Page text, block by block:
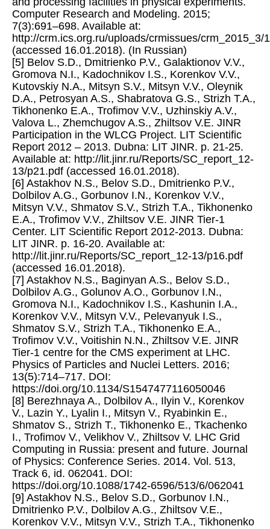
Computer Research and Modeling. 2015;
7(3):691–698. Available at:
http://crm.ics.org.ru/uploads/crmissues/crm_2015_3/
(accessed 16.01.2018). (In Russian)
[5] Belov S.D., Dmitrienko P.V., Galaktionov V.V.,
Gromova N.I., Kadochnikov I.S., Korenkov V.V.,
Kutovskiy N.A., Mitsyn S.V., Mitsyn V.V., Oleynik
D.A., Petrosyan A.S., Shabratova G.S., Strizh T.A.,
Tikhonenko E.A., Trofimov V.V., Uzhinskiy A.V.,
Valova L., Zhemchugov A.S., Zhiltsov V.E. JINR
Participation in the WLCG Project. LIT Scientific
Report 2012 – 2013. Dubna: LIT JINR. p. 21-25.
Available at: http://lit.jinr.ru/Reports/SC_report_12-
13/p21.pdf (accessed 16.01.2018).
[6] Astakhov N.S., Belov S.D., Dmitrienko P.V.,
Dolbilov A.G., Gorbunov I.N., Korenkov V.V.,
Mitsyn V.V., Shmatov S.V., Strizh T.A., Tikhonenko
E.A., Trofimov V.V., Zhiltsov V.E. JINR Tier-1
Center. LIT Scientific Report 2012-2013. Dubna:
LIT JINR. p. 16-20. Available at:
http://lit.jinr.ru/Reports/SC_report_12-13/p16.pdf
(accessed 16.01.2018).
[7] Astakhov N.S., Baginyan A.S., Belov S.D.,
Dolbilov A.G., Golunov A.O., Gorbunov I.N.,
Gromova N.I., Kadochnikov I.S., Kashunin I.A.,
Korenkov V.V., Mitsyn V.V., Pelevanyuk I.S.,
Shmatov S.V., Strizh T.A., Tikhonenko E.A.,
Trofimov V.V., Voitishin N.N., Zhiltsov V.E. JINR
Tier-1 centre for the CMS experiment at LHC.
Physics of Particles and Nuclei Letters. 2016;
13(5):714–717. DOI:
https://doi.org/10.1134/S1547477116050046
[8] Berezhnaya A., Dolbilov A., Ilyin V., Korenkov
V., Lazin Y., Lyalin I., Mitsyn V., Ryabinkin E.,
Shmatov S., Strizh T., Tikhonenko E., Tkachenko
I., Trofimov V., Velikhov V., Zhiltsov V. LHC Grid
Computing in Russia: present and future. Journal
of Physics: Conference Series. 2014. Vol. 513,
Track 6, id. 062041. DOI:
https://doi.org/10.1088/1742-6596/513/6/062041
[9] Astakhov N.S., Belov S.D., Gorbunov I.N.,
Dmitrienko P.V., Dolbilov A.G., Zhiltsov V.E.,
Korenkov V.V., Mitsyn V.V., Strizh T.A., Tikhonenko